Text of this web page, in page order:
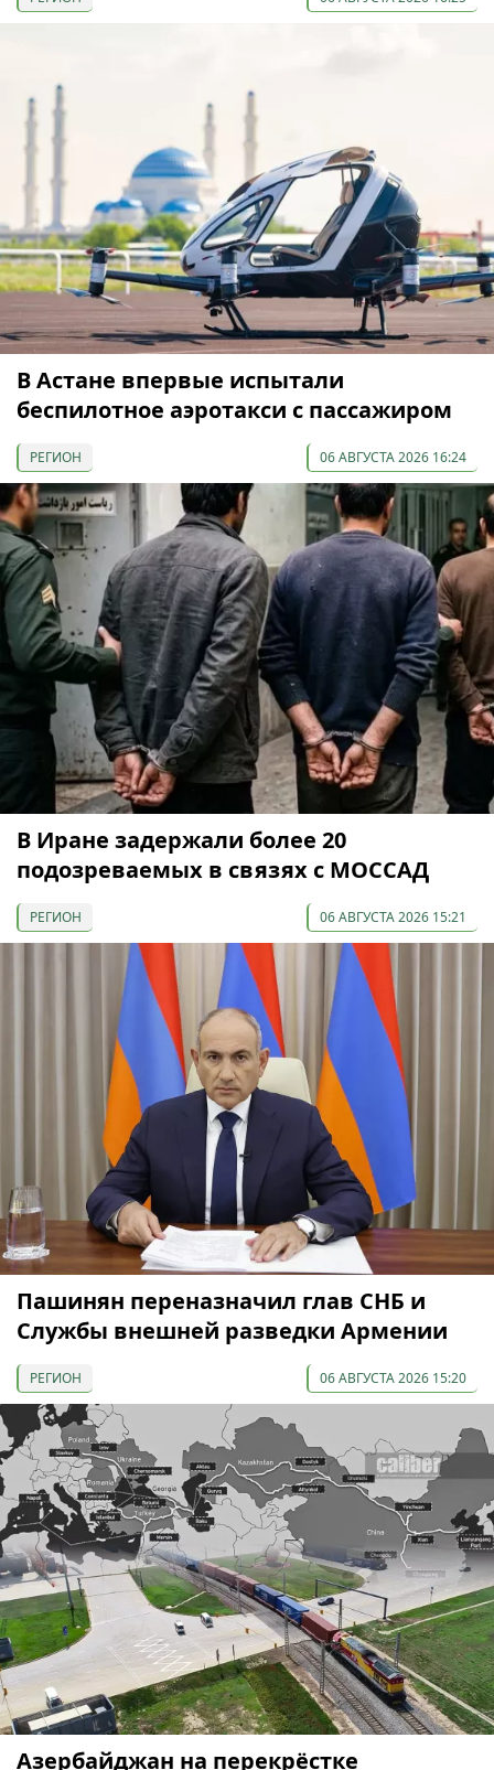
В Астане впервые испытали
беспилотное аэротакси с пассажиром
РЕГИОН 06 АВГУСТА 2026 16:24
В Иране задержали более 20
подозреваемых в связях с МОССАД
РЕГИОН 06 АВГУСТА 2026 15:21
Пашинян переназначил глав СНБ и
Службы внешней разведки Армении
РЕГИОН 06 АВГУСТА 2026 15:20
Азербайджан на перекрёстке